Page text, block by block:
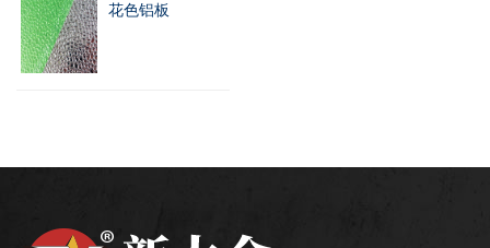
花色铝板